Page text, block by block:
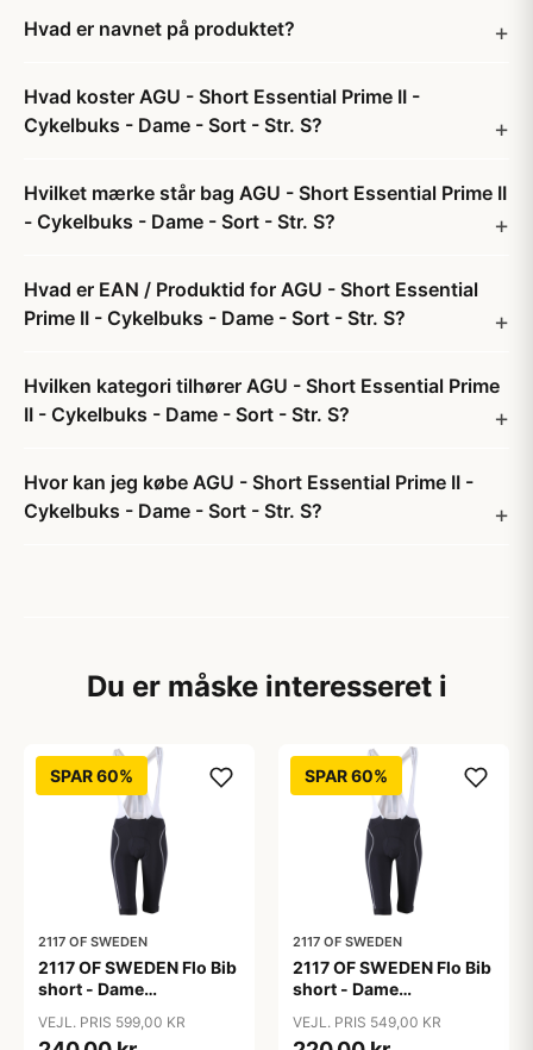
Hvad er navnet på produktet?
Hvad koster AGU - Short Essential Prime II -
Cykelbuks - Dame - Sort - Str. S?
Hvilket mærke står bag AGU - Short Essential Prime II
- Cykelbuks - Dame - Sort - Str. S?
Hvad er EAN / Produktid for AGU - Short Essential
Prime II - Cykelbuks - Dame - Sort - Str. S?
Hvilken kategori tilhører AGU - Short Essential Prime
II - Cykelbuks - Dame - Sort - Str. S?
Hvor kan jeg købe AGU - Short Essential Prime II -
Cykelbuks - Dame - Sort - Str. S?
Du er måske interesseret i
SPAR 60%
2117 OF SWEDEN
2117 OF SWEDEN Flo Bib
short - Dame
Sort - Str. 36
VEJL. PRIS 599,00 KR
SPAR 60%
2117 OF SWEDEN
2117 OF SWEDEN Flo Bib
short - Dame
Sort - Str. 38
VEJL. PRIS 549,00 KR